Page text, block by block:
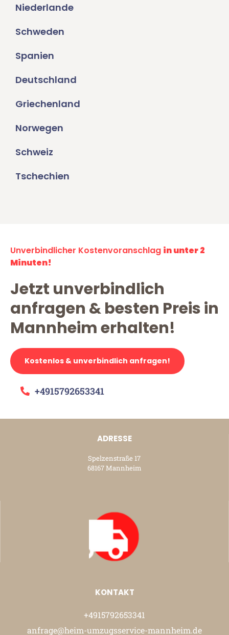
Niederlande
Schweden
Spanien
Deutschland
Griechenland
Norwegen
Schweiz
Tschechien
Unverbindlicher Kostenvoranschlag in unter 2
Minuten!
Jetzt unverbindlich
anfragen & besten Preis in
Mannheim erhalten!
Kostenlos & unverbindlich anfragen!
+4915792653341
ADRESSE
Spelzenstraße 17
68167 Mannheim
KONTAKT
+4915792653341
anfrage@heim-umzugsservice-mannheim.de